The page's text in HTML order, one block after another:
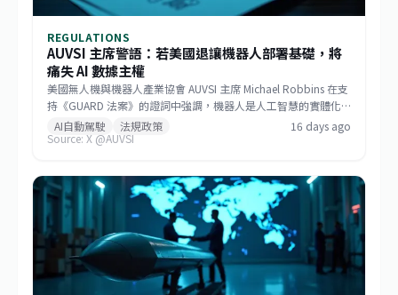
REGULATIONS
AUVSI 主席警語：若美國退讓機器人部署基礎，將
痛失 AI 數據主權
美國無人機與機器人產業協會 AUVSI 主席 Michael Robbins 在支
持《GUARD 法案》的證詞中強調，機器人是人工智慧的實體化
身，若美國將機器人部署的基礎設施讓給中國，無異於直接交出
建構 AI 領導地位所仰賴的大數據。此聽證會旨在推動立法，確保
AI自動駕駛 法規政策
16 days ago
Source: X @AUVSI